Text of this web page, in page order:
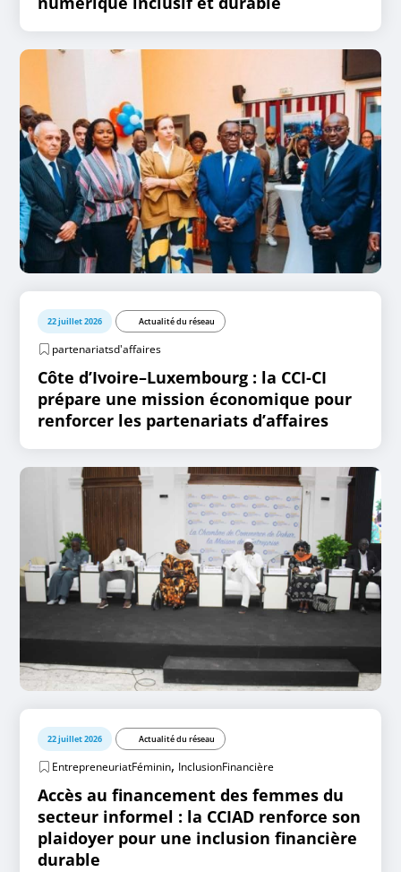
22 juillet 2026 Actualité du réseau
partenariatsd'affaires
Côte d’Ivoire–Luxembourg : la CCI-CI
prépare une mission économique pour
renforcer les partenariats d’affaires
22 juillet 2026 Actualité du réseau
EntrepreneuriatFéminin, InclusionFinancière
Accès au financement des femmes du
secteur informel : la CCIAD renforce son
plaidoyer pour une inclusion financière
durable